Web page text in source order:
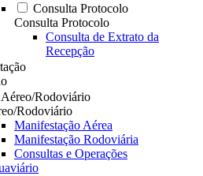
Consulta Protocolo
Consulta Protocolo
Consulta de Extrato da
Recepção
Aéreo/Rodoviário
Rodoviário
Manifestação Aérea
Manifestação Rodoviária
Consultas e Operações